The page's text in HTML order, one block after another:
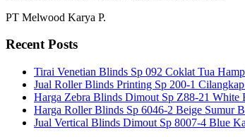
PT Melwood Karya P.
Recent Posts
Tirai Venetian Blinds Sp 092 Coklat Tua
Jual Roller Blinds Printing Sp 200-1
Harga Zebra Blinds Dimout Sp Z88-21 White
Harga Roller Blinds Sp 6046-2 Beige Sumur
Jual Vertical Blinds Dimout Sp 8007-4 Blue